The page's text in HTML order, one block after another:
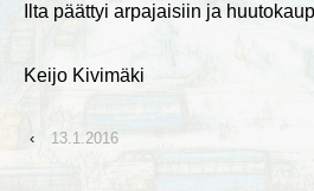
Ilta päättyi arpajaisiin ja
Keijo Kivimäki
‹ 13.1.2016